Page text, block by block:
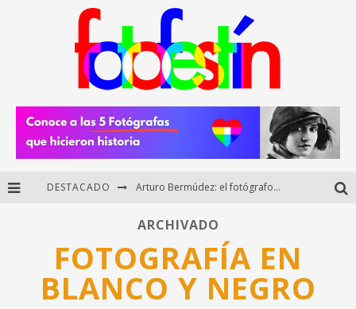
DESTACADO Arturo Bermúdez: el fotógrafo mexicano que brilló en los Premios HUAWEI XMAGE 2025
Di Martini: fotografía boudoir y empoderamiento femenino
Fotógrafos mexicanos de Postal 5.6 brillan como finalistas del Concurso Nacional de Fotografía Cuartoscuro 2026
ARCHIVADO
FOTOGRAFÍA EN
BLANCO Y NEGRO